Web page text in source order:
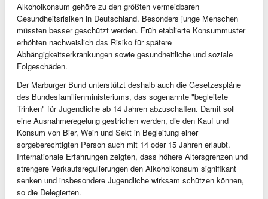
Alkoholkonsum gehöre zu den größten vermeidbaren
Gesundheitsrisiken in Deutschland. Besonders junge Menschen
müssten besser geschützt werden. Früh etablierte Konsummuster
erhöhten nachweislich das Risiko für spätere
Abhängigkeitserkrankungen sowie gesundheitliche und soziale
Folgeschäden.
Der Marburger Bund unterstützt deshalb auch die Gesetzespläne
des Bundesfamilienministeriums, das sogenannte "begleitete
Trinken" für Jugendliche ab 14 Jahren abzuschaffen. Damit soll
eine Ausnahmeregelung gestrichen werden, die den Kauf und
Konsum von Bier, Wein und Sekt in Begleitung einer
sorgeberechtigten Person auch mit 14 oder 15 Jahren erlaubt.
Internationale Erfahrungen zeigten, dass höhere Altersgrenzen und
strengere Verkaufsregulierungen den Alkoholkonsum signifikant
senken und insbesondere Jugendliche wirksam schützen können,
so die Delegierten.